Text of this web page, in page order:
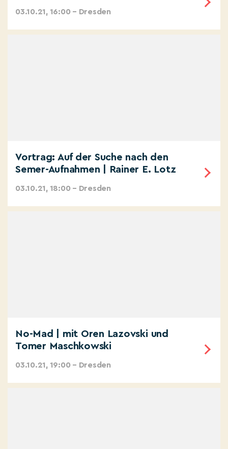
03.10.21, 16:00 – Dresden
Vortrag: Auf der Suche nach den
Semer-Aufnahmen | Rainer E. Lotz
03.10.21, 18:00 – Dresden
No-Mad | mit Oren Lazovski und
Tomer Maschkowski
03.10.21, 19:00 – Dresden